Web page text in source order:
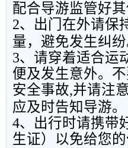
配合导游监管好其
2、出门在外请保
量，避免发生纠纷
3、请穿着适合运
便及发生意外。
安全事故,并请注
应及时告知导游。
4、出行时请携带
生证）以免给您